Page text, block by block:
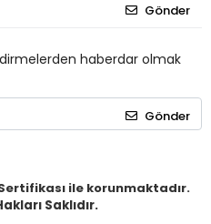
Gönder
haberdar olmak
Gönder
ile korunmaktadır.
Saklıdır.